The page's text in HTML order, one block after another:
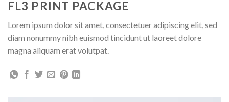
FL3 PRINT PACKAGE
Lorem ipsum dolor sit amet, consectetuer adipiscing elit, sed
diam nonummy nibh euismod tincidunt ut laoreet dolore
magna aliquam erat volutpat.